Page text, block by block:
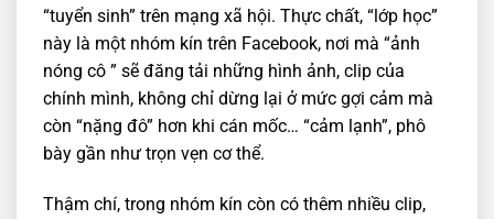
“tuyển sinh” trên mạng xã hội. Thực chất, “lớp học”
này là một nhóm kín trên Facebook, nơi mà “ảnh
nóng cô ” sẽ đăng tải những hình ảnh, clip của
chính mình, không chỉ dừng lại ở mức gợi cảm mà
còn “nặng đô” hơn khi cán mốc… “cảm lạnh”, phô
bày gần như trọn vẹn cơ thể.
Thậm chí, trong nhóm kín còn có thêm nhiều clip,